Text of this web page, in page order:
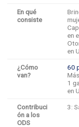
En qué
consiste
en
en
¿Cómo
van?
60
1
en
Contribuci
ón a los
ODS
3: